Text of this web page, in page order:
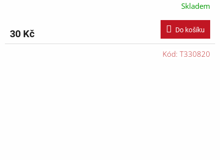
Skladem
30 Kč Do košíku
Kód: T330820